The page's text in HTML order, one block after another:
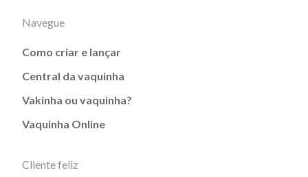
Navegue
Como criar e lançar
Central da vaquinha
Vakinha ou vaquinha?
Vaquinha Online
Cliente feliz